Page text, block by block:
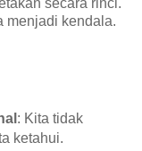
secara rinci.
menjadi kendala.
: Kita tidak
ketahui.